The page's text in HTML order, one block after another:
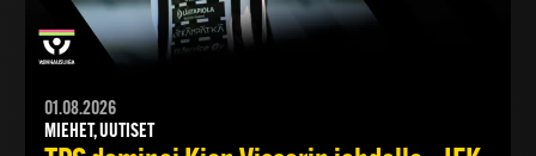
01.08.2026
MIEHET, UUTISET